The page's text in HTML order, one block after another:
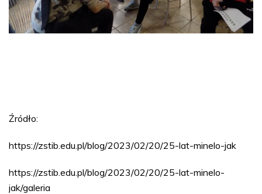
Źródło:
https://zstib.edu.pl/blog/2023/02/20/25-lat-minelo-jak
https://zstib.edu.pl/blog/2023/02/20/25-lat-minelo-
jak/galeria